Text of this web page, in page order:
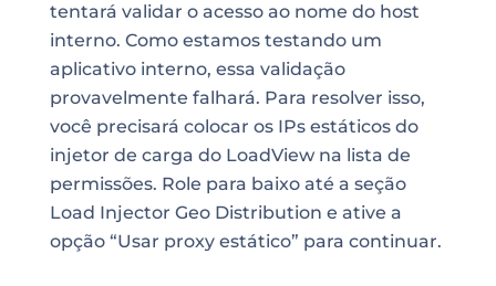
tentará validar o acesso ao nome do host
interno. Como estamos testando um
aplicativo interno, essa validação
provavelmente falhará. Para resolver isso,
você precisará colocar os IPs estáticos do
injetor de carga do LoadView na lista de
permissões. Role para baixo até a seção
Load Injector Geo Distribution e ative a
opção “Usar proxy estático” para continuar.